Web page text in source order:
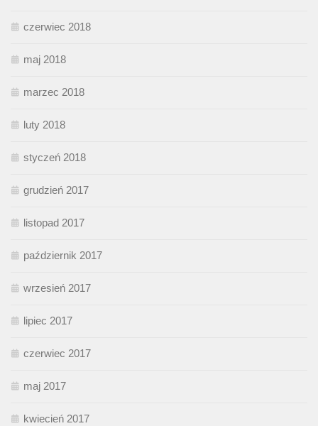
czerwiec 2018
maj 2018
marzec 2018
luty 2018
styczeń 2018
grudzień 2017
listopad 2017
październik 2017
wrzesień 2017
lipiec 2017
czerwiec 2017
maj 2017
kwiecień 2017